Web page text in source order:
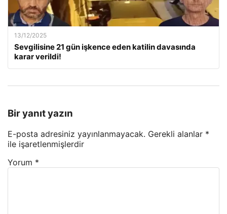
13/12/2025
Sevgilisine 21 gün işkence eden katilin davasında
karar verildi!
Bir yanıt yazın
E-posta adresiniz yayınlanmayacak. Gerekli alanlar *
ile işaretlenmişlerdir
Yorum *